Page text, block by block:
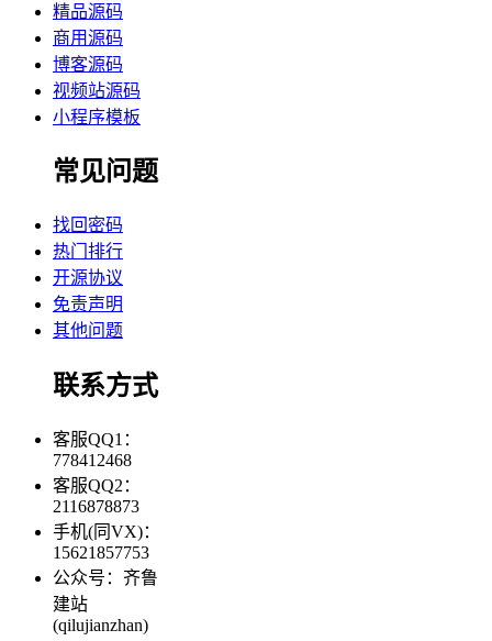
精品源码
商用源码
博客源码
视频站源码
小程序模板
常见问题
找回密码
热门排行
开源协议
免责声明
其他问题
联系方式
客服QQ1：
778412468
客服QQ2：
2116878873
手机(同VX)：
15621857753
公众号：齐鲁
建站
(qilujianzhan)